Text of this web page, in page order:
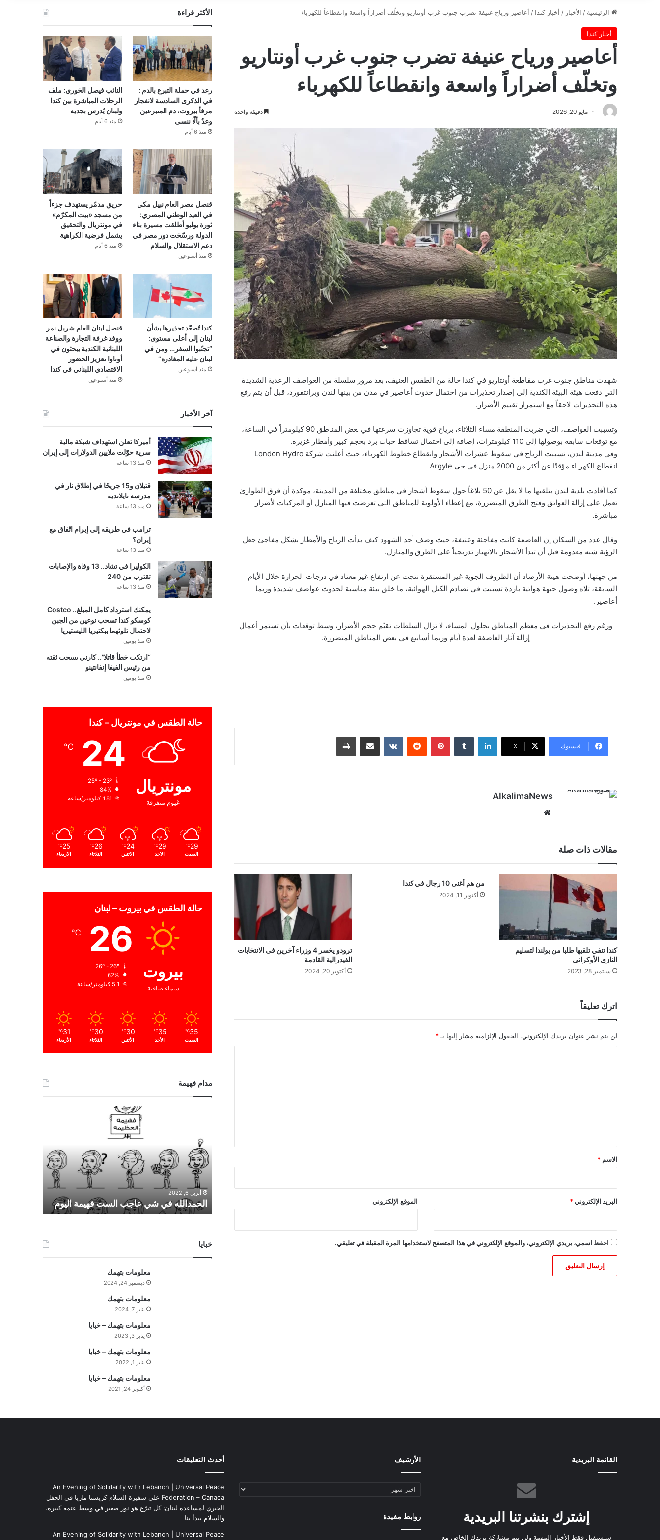
الرئيسية / الأخبار / أخبار كندا / أعاصير ورياح عنيفة تضرب جنوب غرب أونتاريو وتخلّف أضراراً واسعة وانقطاعاً للكهرباء
أخبار كندا
أعاصير ورياح عنيفة تضرب جنوب غرب أونتاريو
وتخلّف أضراراً واسعة وانقطاعاً للكهرباء
مايو 20, 2026 دقيقة واحدة
شهدت مناطق جنوب غرب مقاطعة أونتاريو في كندا حالة من الطقس العنيف، بعد مرور سلسلة من العواصف الرعدية الشديدة
التي دفعت هيئة البيئة الكندية إلى إصدار تحذيرات من احتمال حدوث أعاصير في مدن من بينها لندن وبرانتفورد، قبل أن يتم رفع
هذه التحذيرات لاحقاً مع استمرار تقييم الأضرار.
وتسببت العواصف، التي ضربت المنطقة مساء الثلاثاء، برياح قوية تجاوزت سرعتها في بعض المناطق 90 كيلومتراً في الساعة،
مع توقعات سابقة بوصولها إلى 110 كيلومترات، إضافة إلى احتمال تساقط حبات برد بحجم كبير وأمطار غزيرة.
وفي مدينة لندن، تسببت الرياح في سقوط عشرات الأشجار وانقطاع خطوط الكهرباء، حيث أعلنت شركة London Hydro
انقطاع الكهرباء مؤقتًا عن أكثر من 2000 منزل في حي Argyle.
كما أفادت بلدية لندن بتلقيها ما لا يقل عن 50 بلاغاً حول سقوط أشجار في مناطق مختلفة من المدينة، مؤكدة أن فرق الطوارئ
تعمل على إزالة العوائق وفتح الطرق المتضررة، مع إعطاء الأولوية للمناطق التي تعرضت فيها المنازل أو المركبات لأضرار
مباشرة.
وقال عدد من السكان إن العاصفة كانت مفاجئة وعنيفة، حيث وصف أحد الشهود كيف بدأت الرياح والأمطار بشكل مفاجئ جعل
الرؤية شبه معدومة قبل أن تبدأ الأشجار بالانهيار تدريجياً على الطرق والمنازل.
من جهتها، أوضحت هيئة الأرصاد أن الظروف الجوية غير المستقرة نتجت عن ارتفاع غير معتاد في درجات الحرارة خلال الأيام
السابقة، تلاه وصول جبهة هوائية باردة تسببت في تصادم الكتل الهوائية، ما خلق بيئة مناسبة لحدوث عواصف شديدة وربما
أعاصير.
ورغم رفع التحذيرات في معظم المناطق بحلول المساء، لا تزال السلطات تقيّم حجم الأضرار، وسط توقعات بأن تستمر أعمال
إزالة آثار العاصفة لعدة أيام وربما أسابيع في بعض المناطق المتضررة.
فيسبوك ‫X
لينكدإن بينتيريست
AlkalimaNews
مقالات ذات صلة
كندا تنفي تلقيها طلبا من بولندا لتسليم
النازي الأوكراني
سبتمبر 28, 2023
من هم أغنى 10 رجال في كندا
أكتوبر 11, 2024
ترودو يخسر 4 وزراء آخرين فى الانتخابات
الفيدرالية القادمة
أكتوبر 20, 2024
اترك تعليقاً
لن يتم نشر عنوان بريدك الإلكتروني. الحقول الإلزامية مشار إليها بـ *
*
الاسم *
البريد الإلكتروني * الموقع الإلكتروني
احفظ اسمي، بريدي الإلكتروني، والموقع الإلكتروني في هذا المتصفح لاستخدامها المرة المقبلة في تعليقي.
الأكثر قراءة
رعد في حملة التبرع بالدم :
في الذكرى السادسة لانفجار
مرفأ بيروت، دم المتبرعين
وعدٌ بألّا ننسى
منذ 6 أيام
النائب فيصل الخوري: ملف
الرحلات المباشرة بين كندا
ولبنان يُدرس بجدية
منذ 6 أيام
قنصل مصر العام نبيل مكي
في العيد الوطني المصري:
ثورة يوليو أطلقت مسيرة بناء
الدولة ورسّخت دور مصر في
دعم الاستقلال والسلام
منذ أسبوعين
حريق مدمّر يستهدف جزءاً
من مسجد «بيت المكرّم»
في مونتريال والتحقيق
يشمل فرضية الكراهية
منذ 6 أيام
كندا تُصعّد تحذيرها بشأن
لبنان إلى أعلى مستوى:
“تجنّبوا السفر… ومن في
لبنان عليه المغادرة”
منذ أسبوعين
قنصل لبنان العام شربل نمر
ووفد غرفة التجارة والصناعة
اللبنانية الكندية يبحثون في
أوتاوا تعزيز الحضور
الاقتصادي اللبناني في كندا
منذ أسبوعين
آخر الأخبار
أميركا تعلن استهداف شبكة مالية
سرية حوّلت ملايين الدولارات إلى إيران
منذ 13 ساعة
قتيلان و15 جريحًا في إطلاق نار في
مدرسة تايلاندية
منذ 13 ساعة
ترامب في طريقه إلى إبرام اتّفاق مع
إيران؟
منذ 13 ساعة
الكوليرا في تشاد.. 13 وفاة والإصابات
تقترب من 240
منذ 13 ساعة
يمكنك استرداد كامل المبلغ.. Costco
كوسكو كندا تسحب نوعين من الجبن
لاحتمال تلوثهما ببكتيريا الليستيريا
منذ يومين
“ارتكب خطأ قاتلا”.. كارني يسحب ثقته
من رئيس الفيفا إنفانتينو
منذ يومين
حالة الطقس في مونتريال – كندا
مونتريال
غيوم متفرقة
24
℃
25º - 23º
84%
1.81 كيلومتر/ساعة
29
℃
السبت
29
℃
الأحد
24
℃
الأثنين
26
℃
الثلاثاء
25
℃
الأربعاء
حالة الطقس في بيروت – لبنان
بيروت
سماء صافية
26
℃
62%
5.1 كيلومتر/ساعة
35
℃
السبت
35
℃
الأحد
30
℃
الأثنين
30
℃
الثلاثاء
31
℃
الأربعاء
مدام فهيمة
د
ي
ع
ا
أبريل 6, 2022
الحمدالله في شي عاجب الست فهيمة اليوم
خبايا
معلومات بتهمك
ديسمبر 24, 2024
معلومات بتهمك
يناير 7, 2024
معلومات بتهمك – خبايا
يناير 3, 2023
معلومات بتهمك – خبايا
يناير 1, 2022
معلومات بتهمك – خبايا
أكتوبر 24, 2021
القائمة البريدية
إشترك بنشرتنا البريدية
ستستقبل فقط الأخبار المهمة ولن يتم مشاركة بريدك الخاص مع
الأرشيف
الأرشيف
روابط مفيدة
أحدث التعليقات
An Evening of Solidarity with Lebanon | Universal Peace
Federation – Canada على سفيرة السلام كريستا ماريا في الحفل
الخيري لمساعدة لبنان: كل تبرّع هو نور صغير في وسط عتمة كبيرة،
والسلام يبدأ بنا
An Evening of Solidarity with Lebanon | Universal Peace